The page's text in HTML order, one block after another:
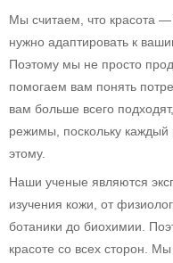
Мы считаем, что красота
нужно адаптировать к
Поэтому мы не просто
помогаем вам понять
вам больше всего
режимы, поскольку каждый
этому.
Наши ученые являются
изучения кожи, от
ботаники до биохимии.
красоте со всех сторон.